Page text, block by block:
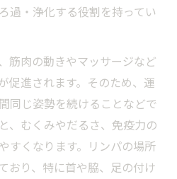
過・浄化する役割を持ってい
筋肉の動きやマッサージなど
促進されます。そのため、運
同じ姿勢を続けることなどで
、むくみやだるさ、免疫力の
すくなります。リンパの場所
おり、特に首や脇、足の付け